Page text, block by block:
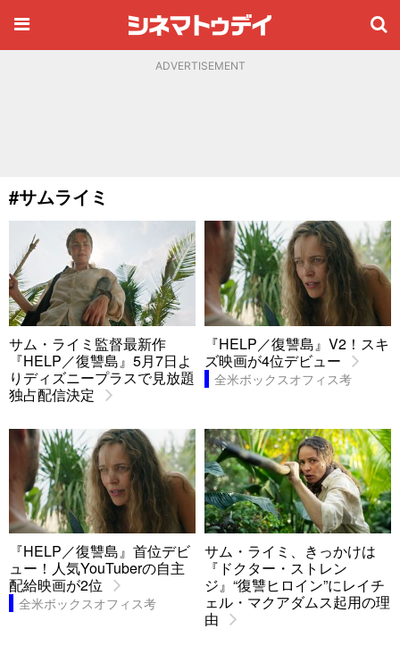
ADVERTISEMENT
#サムライミ
サム・ライミ監督最新作
『HELP／復讐島』5月7日よ
りディズニープラスで見放題
独占配信決定
『HELP／復讐島』V2！スキ
ズ映画が4位デビュー
全米ボックスオフィス考
『HELP／復讐島』首位デビ
ュー！人気YouTuberの自主
配給映画が2位
全米ボックスオフィス考
サム・ライミ、きっかけは
『ドクター・ストレン
ジ』“復讐ヒロイン”にレイチ
ェル・マクアダムス起用の理
由